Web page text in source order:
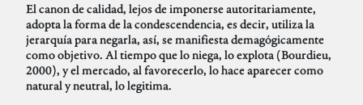
El canon de calidad, lejos de imponerse autoritariamente,
adopta la forma de la condescendencia, es decir, utiliza la
jerarquía para negarla, así, se manifiesta demagógicamente
como objetivo. Al tiempo que lo niega, lo explota (Bourdieu,
2000), y el mercado, al favorecerlo, lo hace aparecer como
natural y neutral, lo legitima.